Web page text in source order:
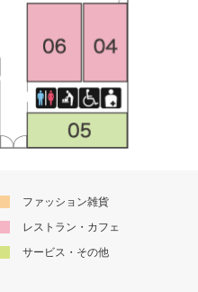
ファッション雑貨
レストラン・カフェ
サービス・その他